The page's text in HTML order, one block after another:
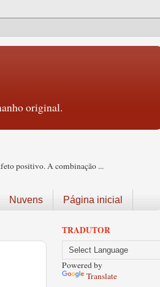
original.
positivo. A combinação ...
Nuvens Página inicial
TRADUTOR
Powered by
Translate